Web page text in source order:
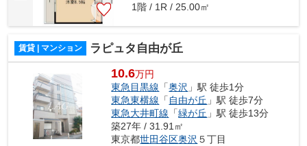
1階 / 1R / 25.00㎡
賃貸 | マンション ラピュタ自由が丘
10.6万円
東急目黒線 「奥沢 」駅 徒歩1分
東急東横線 「 自由が丘 」駅 徒歩7分
東急大井町線 「緑が丘 」駅 徒歩13分
築27年 / 31.91㎡
東京都世田谷区奥沢 ５丁目